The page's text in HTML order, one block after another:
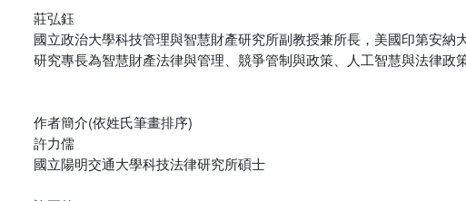
莊弘鈺
國立政治大學科技管理與智慧財產研究所副教授兼所長，美國印第安納
研究專長為智慧財產法律與管理、競爭管制與政策、人工智慧與法律政策
作者簡介(依姓氏筆畫排序)
許力儒
國立陽明交通大學科技法律研究所碩士